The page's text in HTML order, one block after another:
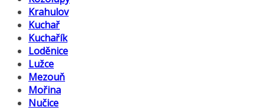
Krahulov
Kuchař
Kuchařík
Loděnice
Lužce
Mezouň
Mořina
Nučice